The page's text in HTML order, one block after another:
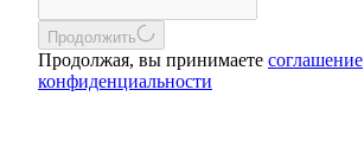
Продолжить
Продолжая, вы принимаете соглашение
конфиденциальности